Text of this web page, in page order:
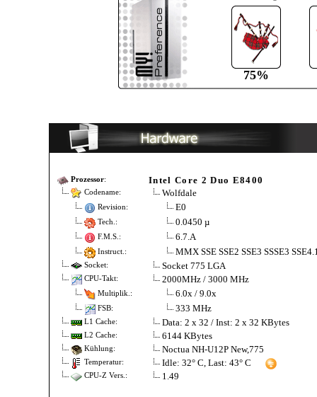
75%
Prozessor: Intel Core 2 Duo E8400
Codename: Wolfdale
Revision: E0
Tech.: 0.0450 µ
F.M.S.: 6.7.A
Instruct.: MMX SSE SSE2 SSE3 SSSE3
Socket: Socket 775 LGA
CPU-Takt: 2000MHz / 3000 MHz
Multiplik.: 6.0x / 9.0x
FSB: 333 MHz
L1 Cache: Data: 2 x 32 / Inst: 2 x 32 KBytes
L2 Cache: 6144 KBytes
Kühlung: Noctua NH-U12P New,775
Temperatur: Idle: 32° C, Last: 43° C
CPU-Z Vers.: 1.49